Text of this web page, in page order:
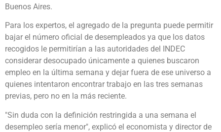
Buenos Aires.
Para los expertos, el agregado de la pregunta puede permitir
bajar el número oficial de desempleados ya que los datos
recogidos le permitirían a las autoridades del INDEC
considerar desocupado únicamente a quienes buscaron
empleo en la última semana y dejar fuera de ese universo a
quienes intentaron encontrar trabajo en las tres semanas
previas, pero no en la más reciente.
"Sin duda con la definición restringida a una semana el
desempleo sería menor", explicó el economista y director de